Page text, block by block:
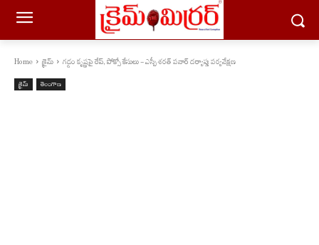
Home క్రైమ్ గడ్డం కృష్ణపై రేప్, పోక్సో కేసులు - ఎస్పీ శరత్ పవార్ దర్యాప్తు పర్యవేక్షణ
క్రైమ్ తెలంగాణ